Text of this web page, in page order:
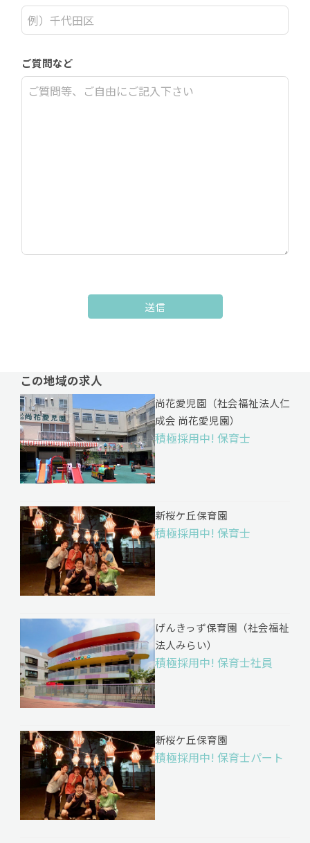
ご質問など
送信
この地域の求人
尚花愛児園（社会福祉法人仁
成会 尚花愛児園）
積極採用中! 保育士
新桜ケ丘保育園
積極採用中! 保育士
げんきっず保育園（社会福祉
法人みらい）
積極採用中! 保育士社員
新桜ケ丘保育園
積極採用中! 保育士パート